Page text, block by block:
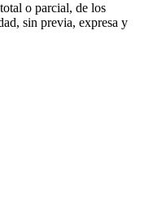
o parcial, de los
sin previa, expresa y